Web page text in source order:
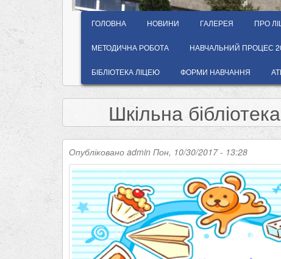
ГОЛОВНА НОВИНИ ГАЛЕРЕЯ ПРО
МЕТОДИЧНА РОБОТА НАВЧАЛЬНИЙ ПРОЦЕС
БІБЛІОТЕКА ЛІЦЕЮ ФОРМИ НАВЧАННЯ
Шкільна
Опубліковано admin Пон, 10/30/2017 - 13:28